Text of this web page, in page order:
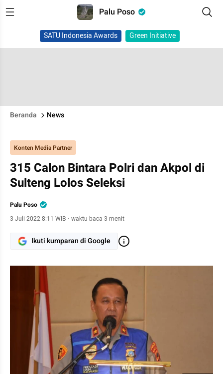
Palu Poso
SATU Indonesia Awards Green Initiative
Beranda News
Konten Media Partner
315 Calon Bintara Polri dan Akpol di
Sulteng Lolos Seleksi
Palu Poso
3 Juli 2022 8:11 WIB · waktu baca 3 menit
Ikuti kumparan di Google